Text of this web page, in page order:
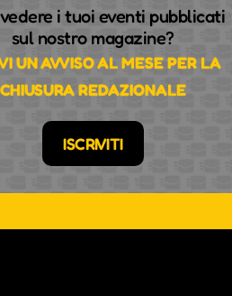
i tuoi eventi pubblicati
sul nostro magazine?
UN AVVISO AL MESE PER LA
CHIUSURA REDAZIONALE
ISCRIVITI